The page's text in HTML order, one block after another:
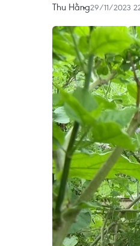
Thu Hằng29/11/2023